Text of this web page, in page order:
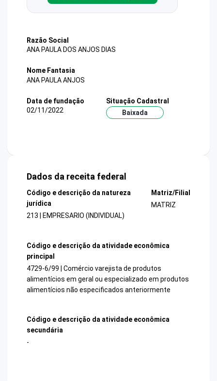
Razão Social
ANA PAULA DOS ANJOS DIAS
Nome Fantasia
ANA PAULA ANJOS
Data de fundação
02/11/2022
Situação Cadastral
Baixada
Dados da receita federal
Código e descrição da natureza
jurídica
213 | EMPRESARIO (INDIVIDUAL)
Matriz/Filial
MATRIZ
Código e descrição da atividade econômica
principal
4729-6/99 | Comércio varejista de produtos
alimentícios em geral ou especializado em produtos
alimentícios não especificados anteriormente
Código e descrição da atividade econômica
secundária
-